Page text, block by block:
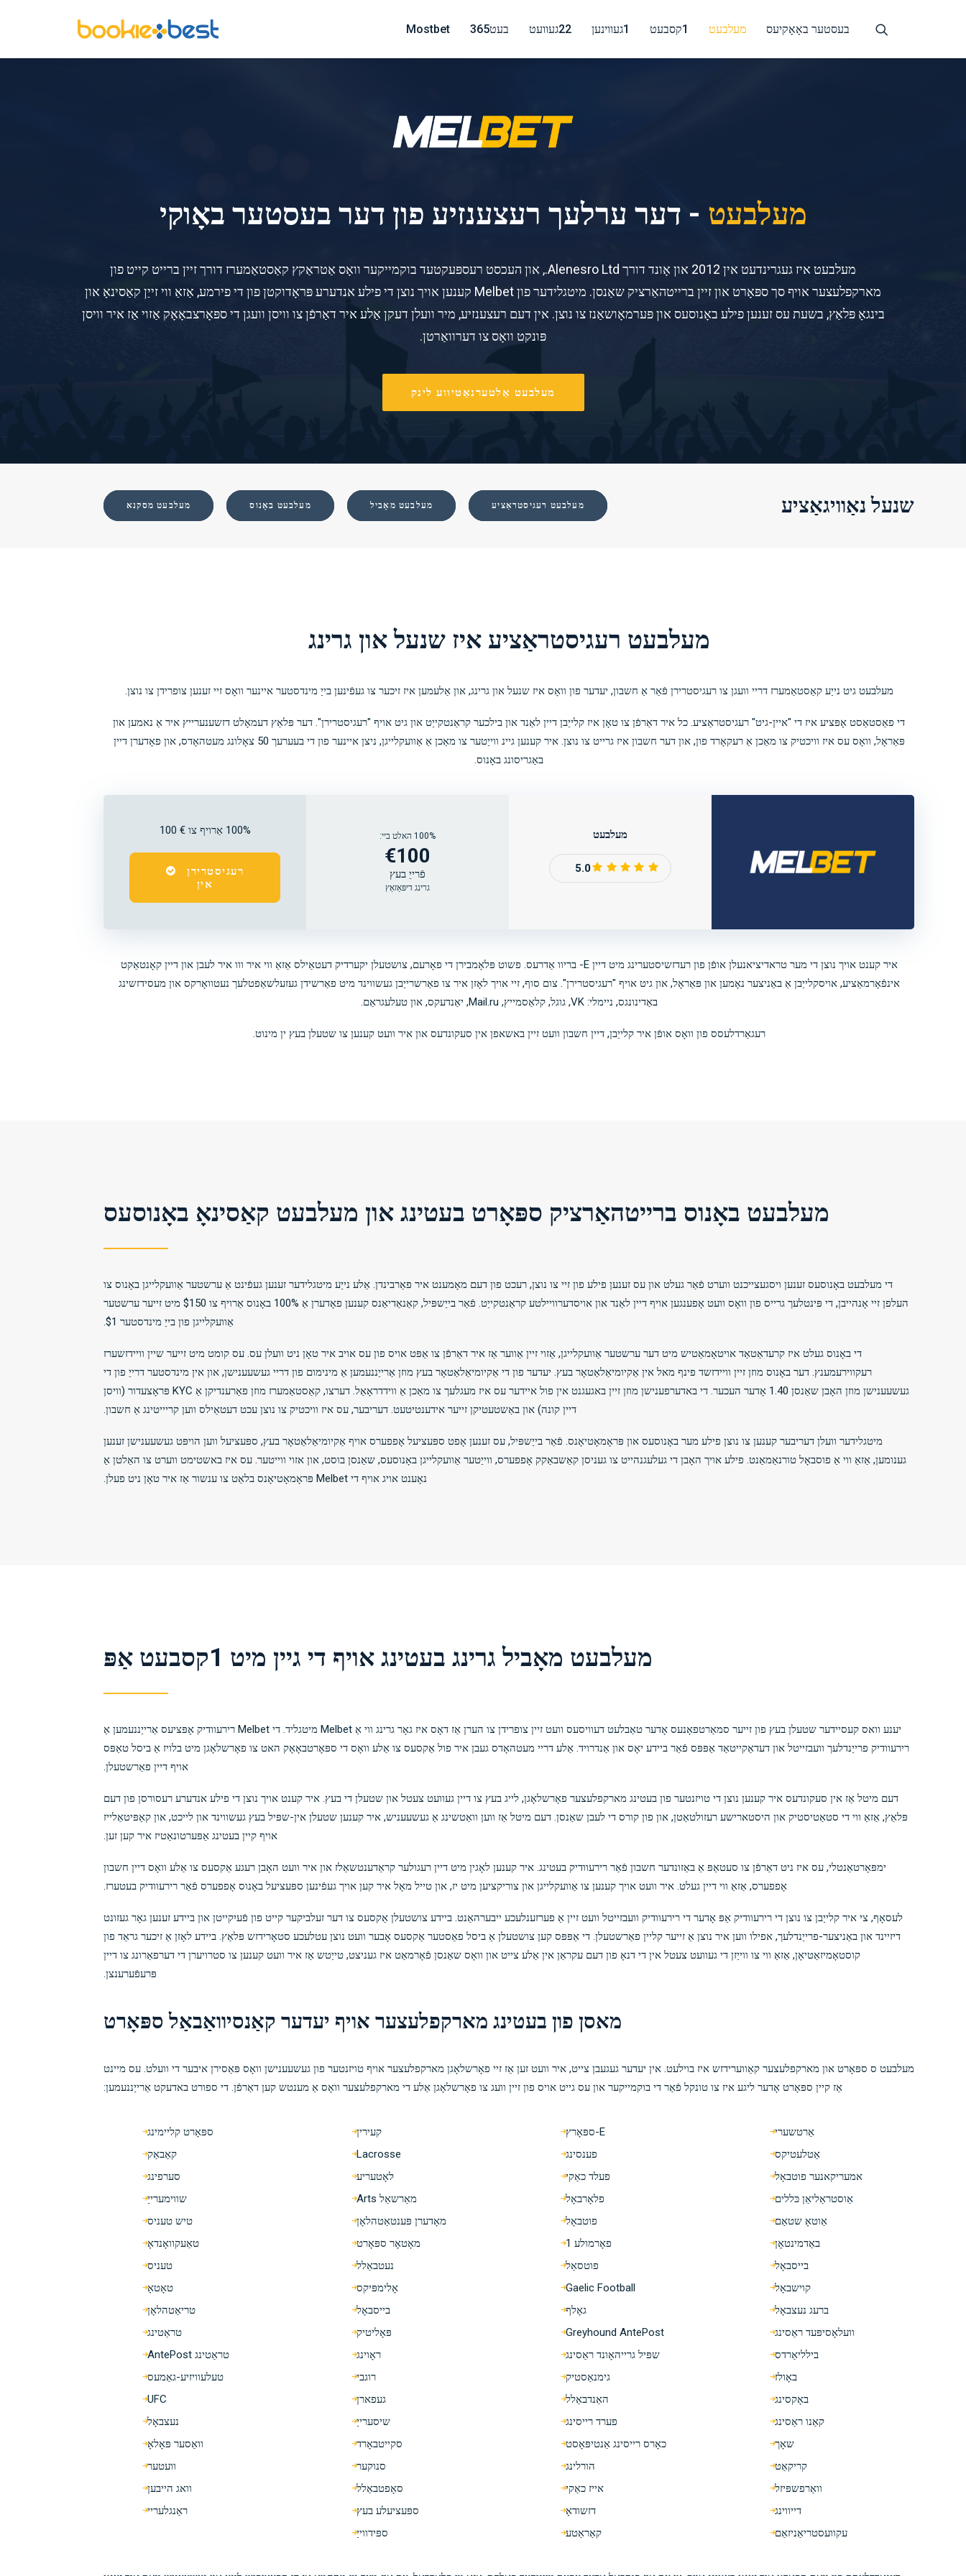
בעסטער באָאָקיעס מעלבעט 1קסבעט 1געווינען 22געוועט בעט365 Mostbet
מעלבעט - דער ערלעך רעצענזיע פון ​​דער בעסטער באָוקי
מעלבעט איז געגרינדעט אין 2012 און אָונד דורך Alenesro Ltd., און העכסט רעספּעקטעד בוקמייקער וואָס אַטראַקץ קאַסטאַמערז דורך זיין ברייט קייט פון
מארקפלעצער אויף סך ספּאָרט און זיין ברייטהאַרציק שאַנסן. מיטגלידער פון Melbet קענען אויך נוצן די פילע אנדערע פּראָדוקטן פון די פירמע, אַזאַ ווי זייַן קאַסינאָ און
בינגאָ פּלאַץ, בשעת עס זענען פילע באָנוסעס און פּערמאָושאַנז צו נוצן. אין דעם רעצענזיע, מיר וועלן דעקן אַלע איר דאַרפֿן צו וויסן וועגן די ספּאָרצבאָאָק אַזוי אַז איר וויסן
פּונקט וואָס צו דערוואַרטן.
מעלבעט אַלטערנאַטיווע לינק
שנעל נאַוויגאַציע מעלבעט רעגיסטראַציע מעלבעט מאָביל מעלבעט באָנוס מעלבעט מסקנא
מעלבעט רעגיסטראַציע איז שנעל און גרינג
מעלבעט גיט נייַע קאַסטאַמערז דריי וועגן צו רעגיסטרירן פֿאַר אַ חשבון, יעדער פון וואָס איז שנעל און גרינג, און אַלעמען איז זיכער צו געפֿינען בייַ מינדסטער איינער וואָס זיי זענען צופרידן צו נוצן.
די פאַסטאַסט אָפּציע איז די "איין-גיט" רעגיסטראַציע. כל איר דאַרפֿן צו טאָן איז קלייַבן דיין לאַנד און בילכער קראַנטקייַט און גיט אויף "רעגיסטרירן". דער פּלאַץ דעמאָלט דזשענערייץ איר אַ נאמען און
פּאַראָל, וואָס עס איז וויכטיק צו מאַכן אַ רעקאָרד פון, און דער חשבון איז גרייט צו נוצן. איר קענען גיינ ווייַטער צו מאַכן אַ אַוועקלייגן, ניצן איינער פון די בעערעך 50 צאָלונג מעטהאָדס, און פאָדערן דיין
באַגריסונג באָנוס.
מעלבעט
5.0
100% האלט ביי:
€100
פֿרייַ בעץ
גרינג דיפּאַזאַץ
100% אַרויף צו € 100
אין
איר קענט אויך נוצן די מער טראדיציאנעלן אופֿן פון רעדזשיסטערינג מיט דיין E- בריוו אַדרעס. פשוט פּלאָמבירן די פאָרעם, צושטעלן יקערדיק דעטאַילס אַזאַ ווי איר ווו איר לעבן און דיין קאָנטאַקט
אינפֿאָרמאַציע, אויסקלייַבן אַ באַניצער נאָמען און פּאַראָל, און גיט אויף "רעגיסטרירן". צום סוף, זיי אויך לאָזן איר צו פאַרשרייַבן געשווינד מיט פאַרשידן געזעלשאַפטלעך נעטוואָרקס און מעסידזשינג
באַדינונגס, ניימלי: VK, גוגל, קלאַסמייץ, Mail.ru, יאַנדעקס, און טעלעגראַם.
רעגאַרדלעסס פון וואָס אופֿן איר קלייַבן, דיין חשבון וועט זיין באשאפן אין סעקונדעס און איר וועט קענען צו שטעלן בעץ ין מינוט.
מעלבעט באָנוס ברייטהאַרציק ספּאָרט בעטינג און מעלבעט קאַסינאָ באָנוסעס
די מעלבעט באָנוסעס זענען ויסגעצייכנט ווערט פֿאַר געלט און עס זענען פילע פון ​​זיי צו נוצן, רעכט פון דעם מאָמענט איר פאַרבינדן. אַלע נייַע מיטגלידער זענען געפֿינט אַ ערשטער אַוועקלייגן באָנוס צו
העלפן זיי אָנהייבן, די פּינטלעך גרייס פון וואָס וועט אָפענגען אויף דיין לאַנד און אויסדערוויילטע קראַנטקייַט. פֿאַר בייַשפּיל, קאַנאַדיאַנס קענען פאָדערן אַ 100% באָנוס אַרויף צו $150 מיט זייער ערשטער
אַוועקלייגן פון בייַ מינדסטער $1.
די באָנוס געלט איז קרעדאַטאַד אויטאָמאַטיש מיט דער ערשטער אַוועקלייגן, אַזוי זיין אַווער אַז איר דאַרפֿן צו אַפּט אויס פון עס אויב איר טאָן ניט וועלן עס. עס קומט מיט זייער שיין וויידזשערז
רעקווירעמענץ. דער באָנוס מוזן זיין וויידזשד פינף מאל אין אַקיומיאַלאַטאָר בעץ. יעדער פון די אַקיומיאַלאַטאָר בעץ מוזן אַרייַננעמען אַ מינימום פון דריי געשעענישן, און אין מינדסטער דרייַ פון די
געשעענישן מוזן האָבן שאַנסן 1.40 אָדער העכער. די באדערפענישן מוזן זיין באגעגנט אין פול איידער עס איז מעגלעך צו מאַכן אַ ווידדראָאַל. דערצו, קאַסטאַמערז מוזן פאַרענדיקן אַ KYC פּראָצעדור (וויסן
דיין קונה) און באַשטעטיקן זייער אידענטיטעט. דעריבער, עס איז וויכטיק צו נוצן עכט דעטאַילס ווען קריייטינג אַ חשבון.
מיטגלידער וועלן דעריבער קענען צו נוצן פילע מער באָנוסעס און פּראָמאָטיאָנס. פֿאַר בייַשפּיל, עס זענען אָפט ספּעציעל אָפפערס אויף אַקיומיאַלאַטאָר בעץ, ספּעציעל ווען הויפּט געשעענישן זענען
גענומען, אַזאַ ווי אַ פוסבאָל טורנאַמאַנט. פילע אויך האָבן די געלעגנהייט צו געניסן קאַשבאַקק אָפפערס, ווייַטער אַוועקלייגן באָנוסעס, שאַנסן בוסט, און אזוי ווייטער. עס איז באשטימט ווערט צו האַלטן אַ
נאָענט אויג אויף די Melbet פּראָמאָטיאָנס בלאַט צו ענשור אַז איר טאָן ניט פעלן.
מעלבעט מאָביל גרינג בעטינג אויף די גיין מיט 1קסבעט אַפּ
יענע וואס קעסיידער שטעלן בעץ פון זייער סמאַרטפאָנעס אָדער טאַבלעט דעוויסעס וועט זיין צופרידן צו הערן אַז דאָס איז גאָר גרינג ווי אַ Melbet מיטגליד. די Melbet רירעוודיק אָפּציעס אַרייַננעמען אַ
רירעוודיק פרייַנדלעך וועבזייטל און דעדאַקייטאַד אַפּפּס פֿאַר ביידע יאָס און אַנדרויד. אַלע דריי מעטהאָדס געבן איר פול אַקסעס צו אַלע וואָס די ספּאָרטבאָאָק האט צו פאָרשלאָגן מיט בלויז אַ ביסל טאַפּס
אויף דיין פאַרשטעלן.
דעם מיטל אַז אין סעקונדעס איר קענען נוצן די טויזנטער פון בעטינג מארקפלעצער פאָרשלאָגן, לייג בעץ צו דיין געוועט צעטל און שטעלן די בעץ. איר קענט אויך נוצן די פילע אנדערע רעסורסן פון דעם
פּלאַץ, אַזאַ ווי די סטאַטיסטיק און היסטארישע רעזולטאַטן, און פון קורס די לעבן שאַנסן. דעם מיטל אַז ווען וואַטשינג אַ געשעעניש, איר קענען שטעלן אין-שפּיל בעץ געשווינד און לייכט, און קאַפּיטאַלייז
אויף קיין בעטינג אַפּערטונאַטיז איר קען זען.
ימפּאָרטאַנטלי, עס איז ניט דאַרפֿן צו סעטאַפּ אַ באַזונדער חשבון פֿאַר רירעוודיק בעטינג. איר קענען לאָגין מיט דיין רעגולער קראַדענטשאַלז און איר וועט האָבן רעגע אַקסעס צו אַלע וואָס דיין חשבון
אָפפערס, אַזאַ ווי דיין געלט. איר וועט אויך קענען צו אַוועקלייגן און צוריקציען מיט יז, און טייל מאָל איר קען אויך געפֿינען ספּעציעל באָנוס אָפפערס פֿאַר רירעוודיק בעטערז.
לעסאָף, צי איר קלייַבן צו נוצן די רירעוודיק אַפּ אָדער די רירעוודיק וועבזייטל וועט זיין אַ פערזענלעכע ייבערהאַנט. ביידע צושטעלן אַקסעס צו דער זעלביקער קייט פון פֿעיִקייטן און ביידע זענען גאָר געזונט
דיזיינד און באַניצער-פרייַנדלעך, אפילו ווען איר נוצן אַ זייער קליין פאַרשטעלן. די אַפּפּס קען צושטעלן אַ ביסל פאַסטער אַקסעס אָבער וועט נוצן עטלעכע סטאָרידזש פּלאַץ. ביידע לאָזן אַ זיכער גראַד פון
קוסטאָמיזאַטיאָן, אַזאַ ווי צו ווייַזן די געוועט צעטל אין די דנאָ פון דעם עקראַן אין אַלע צייט און וואָס שאַנסן פֿאָרמאַט איז געניצט, טייַטש אַז איר וועט קענען צו סטרויערן די דערפאַרונג צו דיין
פּרעפֿערענצן.
מאסן פון בעטינג מארקפלעצער אויף יעדער קאַנסיוואַבאַל ספּאָרט
מעלבעט ס ספּאָרט און מארקפלעצער קאַווערידזש איז בוילעט. אין יעדער געגעבן צייט, איר וועט זען אַז זיי פאָרשלאָגן מארקפלעצער אויף טויזנטער פון געשעענישן וואָס פּאַסירן איבער די וועלט. עס מיינט
אַז קיין ספּאָרט אָדער ליגע איז צו טונקל פֿאַר די בוקמייקער און עס גייט אויס פון זיין וועג צו פאָרשלאָגן אַלע די מארקפלעצער וואָס אַ מענטש קען דאַרפֿן. די ספורט באדעקט אַרייַננעמען:
אַרטשערי
אַטלעטיקס
אמעריקאנער פוטבאָל
אַוסטראַליאַן כּללים
אַוטאָ שטאַם
באַדמינטאָן
בייסבאָל
קוישבאָל
ברעג נעצבאָל
וועלאָסיפּעד ראַסינג
בילליאַרדס
באָולז
באָקסינג
קאַנו ראַסינג
שאָך
קריקאַט
וואַרפשפּיזל
דייווינג
עקוועסטריאַניזאַם
E-ספּאָרץ
פענסינג
פעלד כאַקי
פלאָרבאָל
פוטבאָל
פאָרמולע 1
פוטסאַל
Gaelic Football
גאָלף
Greyhound AntePost
שפּיל גרייהאָונד ראַסינג
גימנאַסטיק
האַנדבאַלל
פערד רייסינג
כאָרס רייסינג אַנטיפּאָסט
הורלינג
אייז כאַקי
דזשודאָ
קאַראַטע
קעירין
Lacrosse
לאָטעריע
מאַרשאַל Arts
מאָדערן פּענטאַטהלאָן
מאָטאָר ספּאָרט
נעטבאַלל
אָלימפּיקס
בייסבאָל
פּאָליטיק
ראָוינג
רוגבי
געפארן
שיסערייַ
סקייטבאָרד
סנוקער
סאָפטבאַלל
ספּעציעלע בעץ
ספּידווייַ
ספּאָרט קליימינג
קאַבאַק
סערפינג
שווימערייַ
טיש טעניס
טאַעקוואָנדאָ
טעניס
טאָטאָ
טריאַטהלאָן
טראַטינג
טראַטינג AntePost
טעלעוויזיע-גאַמעס
UFC
נעצבאָל
וואַסער פּאָלאָ
וועטער
וואג הייבען
ראַנגלעריי